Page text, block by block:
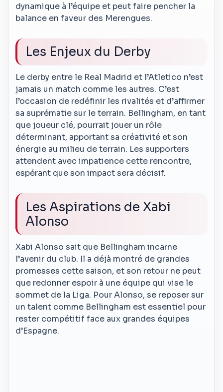
dynamique à l’équipe et peut faire pencher la
balance en faveur des Merengues.
Les Enjeux du Derby
Le derby entre le Real Madrid et l’Atletico n’est
jamais un match comme les autres. C’est
l’occasion de redéfinir les rivalités et d’affirmer
sa suprématie sur le terrain. Bellingham, en tant
que joueur clé, pourrait jouer un rôle
déterminant, apportant sa créativité et son
énergie au milieu de terrain. Les supporters
attendent avec impatience cette rencontre,
espérant que son impact sera décisif.
Les Aspirations de Xabi
Alonso
Xabi Alonso sait que Bellingham incarne
l’avenir du club. Il a déjà montré de grandes
promesses cette saison, et son retour ne peut
que redonner espoir à une équipe qui vise le
sommet de la Liga. Pour Alonso, se reposer sur
un talent comme Bellingham est essentiel pour
rester compétitif face aux grandes équipes
d’Espagne.